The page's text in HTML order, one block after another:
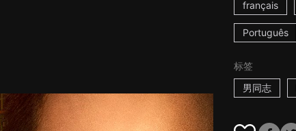
français
Português
标签
男同志